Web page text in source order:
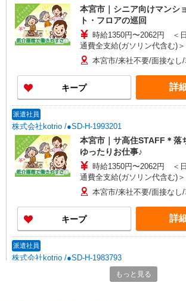
本宮市｜シニア向けマンシ
ト・フロアの巡回
時給1350円〜2062円 ＜
通費全支給(ガソリン代含む)＞
本宮市/来社不要/面接なし
キープ 詳
派遣社員
株式会社kotrio /●SD-H-1993201
本宮市｜サ高住STAFF＊落
ゆったりお仕事♪
時給1350円〜2062円 ＜
通費全支給(ガソリン代含む)＞
本宮市/来社不要/面接なし
キープ 詳
派遣社員
株式会社kotrio /●SD-H-1983793
<本宮市>高時給&シフト柔
サ高住の補助STAFF
もっと見る